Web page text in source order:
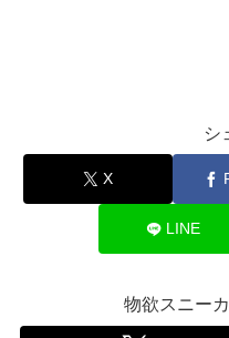
シ
X
LINE
物欲スニー